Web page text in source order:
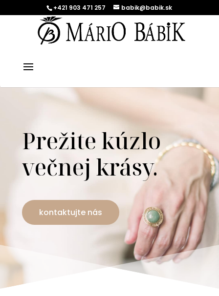
+421 903 471 257 babik@babik.sk
Prežite kúzlo
večnej krásy.
kontaktujte nás